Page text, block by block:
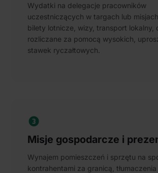
Wydatki na delegacje pracowników
uczestniczących w targach lub misjach
bilety lotnicze, wizy, transport lokalny,
rozliczane za pomocą wysokich,
stawek ryczałtowych.
Misje gospodarcze i
Wynajem pomieszczeń i sprzętu na
kontrahentami za granicą, tłumaczenia